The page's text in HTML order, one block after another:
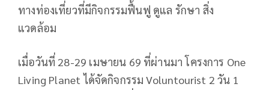
ทางท่องเที่ยวที่มีกิจกรรมฟื้นฟู ดูแล รักษา สิ่ง
แวดล้อม
เมื่อวันที่ 28-29 เมษายน 69 ที่ผ่านมา โครงการ One
Living Planet ได้จัดกิจกรรม Voluntourist 2 วัน 1